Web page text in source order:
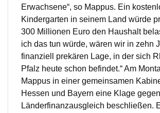
Erwachsene“, so Mappus. Ein
Kindergarten in seinem Land würde
300 Millionen Euro den Haushalt
ich das tun würde, wären wir in zehn
finanziell prekären Lage, in der sich
Pfalz heute schon befindet.“ Am
Mappus in einer gemeinsamen
Hessen und Bayern eine Klage
Länderfinanzausgleich beschließen.